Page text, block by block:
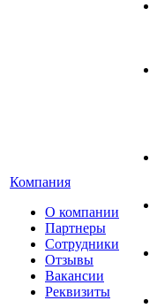
Компания
О компании
Партнеры
Сотрудники
Отзывы
Вакансии
Реквизиты